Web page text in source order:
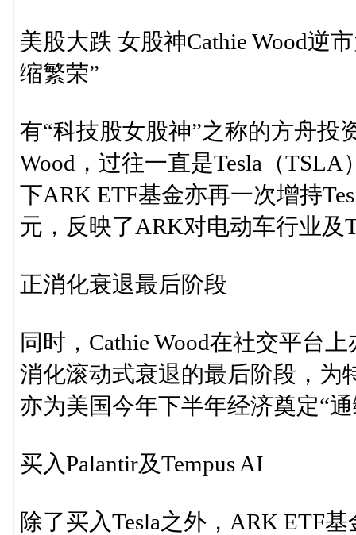
美股大跌 女股神Cathie Wood逆
缩繁荣”
有“科技股女股神”之称的方舟投
Wood，过往一直是Tesla（
下ARK ETF基金亦再一次增持
元，反映了ARK对电动车行业及
正消化衰退最后阶段
同时，Cathie Wood在社交平台
消化滚动式衰退的最后阶段，为
亦为美国今年下半年经济奠定“
买入Palantir及Tempus AI
除了买入Tesla之外，ARK ETF